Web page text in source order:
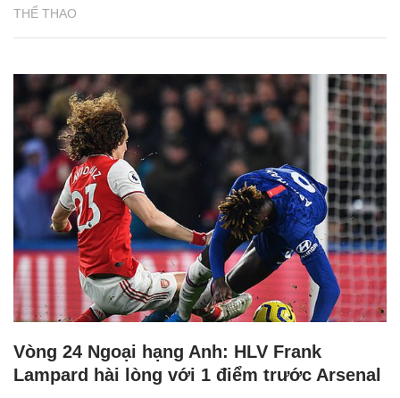
THỂ THAO
Vòng 24 Ngoại hạng Anh: HLV Frank
Lampard hài lòng với 1 điểm trước Arsenal